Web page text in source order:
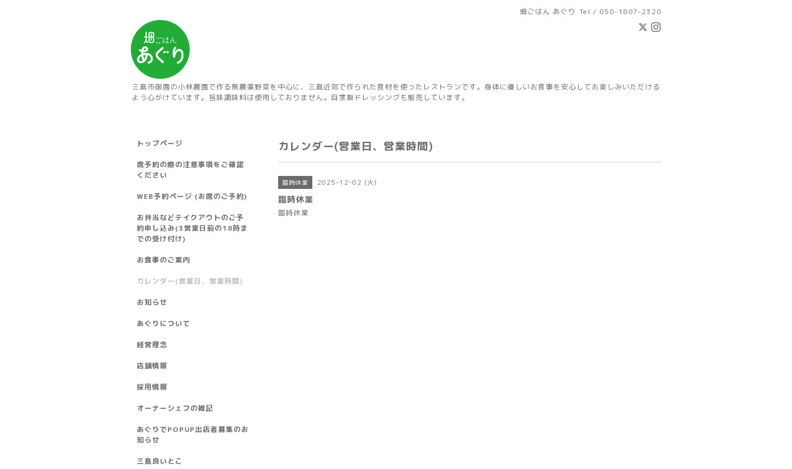
畑ごはん あぐり Tel / 050-1807-2320
三島市御園の小林農園で作る無農薬野菜を中心に、三島近郊で作られた食材を使ったレストランです。身体に優しいお食事を安心してお楽しみいただける
よう心がけています。旨味調味料は使用しておりません。自家製ドレッシングも販売しています。
カレンダー(営業日、営業時間)
臨時休業 2025-12-02 (火)
臨時休業
臨時休業
トップページ
席予約の際の注意事項をご確認
ください
WEB予約ページ (お席のご予約)
お弁当などテイクアウトのご予
約申し込み(3営業日前の18時ま
での受け付け)
お食事のご案内
カレンダー(営業日、営業時間)
お知らせ
あぐりについて
経営理念
店舗情報
採用情報
オーナーシェフの雑記
あぐりでPOPUP出店者募集のお
知らせ
三島良いとこ